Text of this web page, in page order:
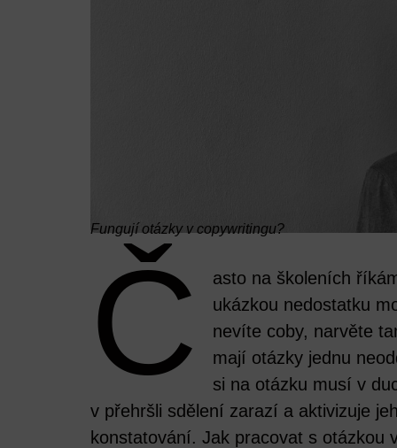
Fungují otázky v copywritingu?
Č
asto na školeních
ukázkou nedostatku
nevíte coby, narvěte
mají otázky jednu
si na otázku musí v
v přehršli sdělení zarazí a aktivizuje
konstatování. Jak pracovat s otázkou